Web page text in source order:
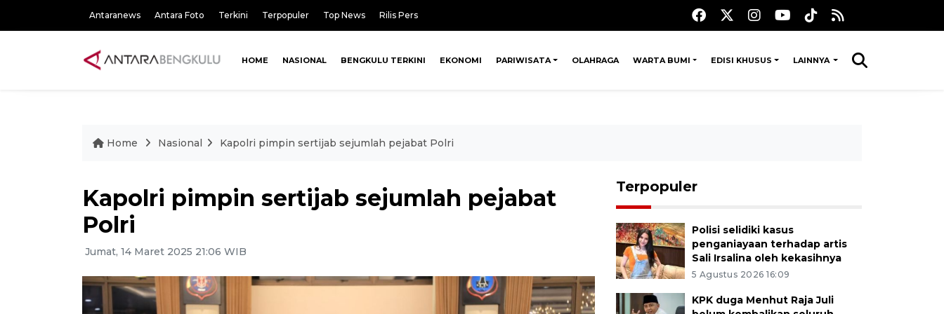
Antaranews Antara Foto Terkini Terpopuler Top News Rilis Pers
HOME NASIONAL BENGKULU TERKINI EKONOMI PARIWISATA OLAHRAGA WARTA BUMI EDISI KHUSUS LAINNYA
Home Nasional Kapolri pimpin sertijab sejumlah pejabat Polri
Kapolri pimpin sertijab sejumlah pejabat
Polri
Jumat, 14 Maret 2025 21:06 WIB
Terpopuler
Polisi selidiki kasus
penganiayaan terhadap artis
Sali Irsalina oleh kekasihnya
5 Agustus 2026 16:09
KPK duga Menhut Raja Juli